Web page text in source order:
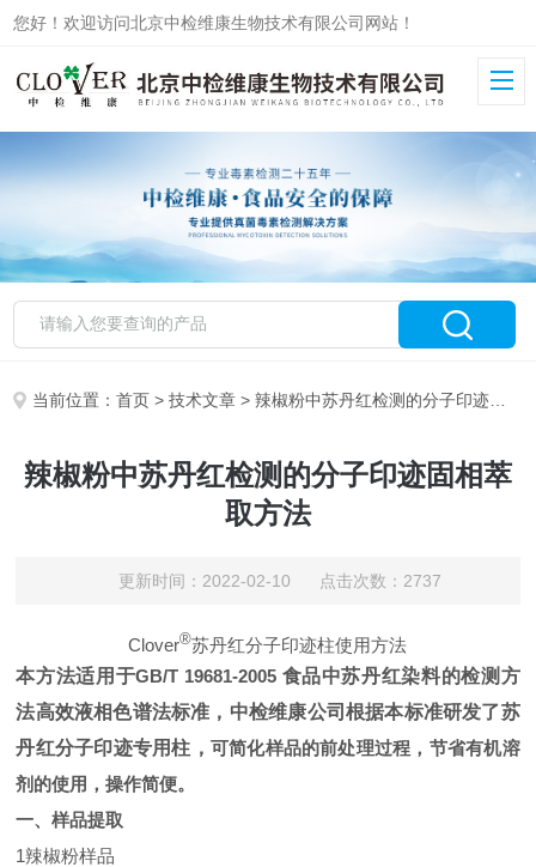
您好！欢迎访问北京中检维康生物技术有限公司网站！
当前位置：首页 >技术文章 > 辣椒粉中苏丹红检测的分子印迹固相萃取方法
辣椒粉中苏丹红检测的分子印迹固相萃
取方法
更新时间：2022-02-10 点击次数：2737
Clover®苏丹红分子印迹柱使用方法
本方法适用于GB/T 19681-2005 食品中苏丹红染料的检测方
法高效液相色谱法标准，中检维康公司根据本标准研发了苏
丹红分子印迹专用柱， 可简化样品的前处理过程，节省有机溶
剂的使用，操作简便。
一、样品提取
1辣椒粉样品